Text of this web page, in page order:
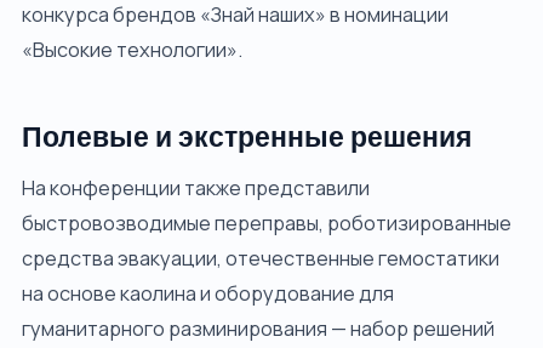
конкурса брендов «Знай наших» в номинации
«Высокие технологии».
Полевые и экстренные решения
На конференции также представили
быстровозводимые переправы, роботизированные
средства эвакуации, отечественные гемостатики
на основе каолина и оборудование для
гуманитарного разминирования — набор решений